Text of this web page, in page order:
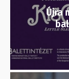
Újra